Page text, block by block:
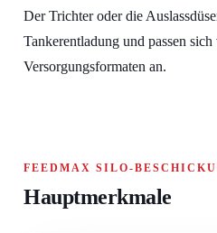
Der Trichter oder die
Tankerentladung und passen sich
Versorgungsformaten an.
FEEDMAX SILO-
Hauptmerkmale